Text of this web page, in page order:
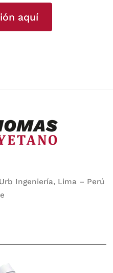
aquí
Ingeniería, Lima – Perú